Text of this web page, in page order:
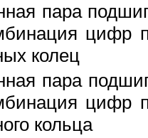
пара
цифр
колец
пара
цифр
кольца